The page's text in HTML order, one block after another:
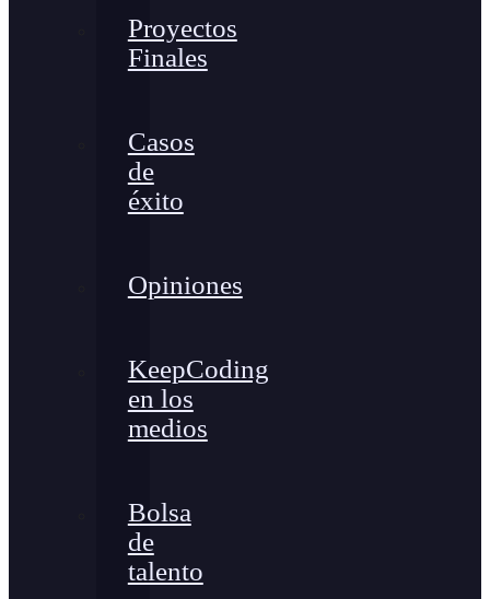
Proyectos
Finales
Casos
de
éxito
Opiniones
KeepCoding
en los
medios
Bolsa
de
talento